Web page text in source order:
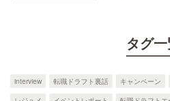
タグ
interview 転職ドラフト裏話 キャンペーン